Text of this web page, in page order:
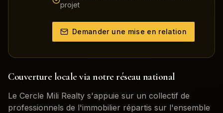
projet
Demander une mise en relation
Couverture locale via notre réseau national
Le Cercle Mili Realty s'appuie sur un collectif de
professionnels de l'immobilier répartis sur l'ensemble